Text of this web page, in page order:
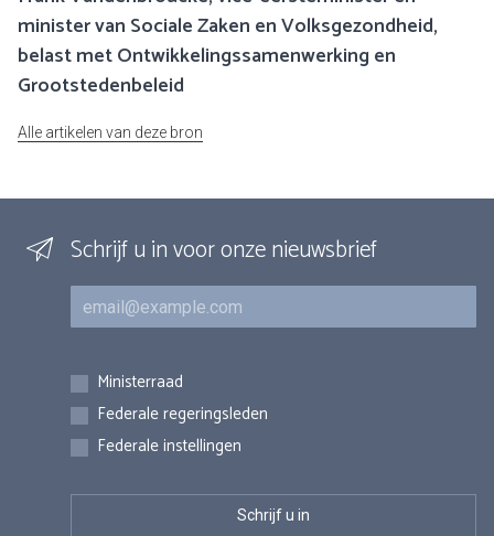
minister van Sociale Zaken en Volksgezondheid,
belast met Ontwikkelingssamenwerking en
Grootstedenbeleid
Alle artikelen van deze bron
Schrijf u in voor onze nieuwsbrief
E-mail
Inschrijvingen
Ministerraad
Federale regeringsleden
Federale instellingen